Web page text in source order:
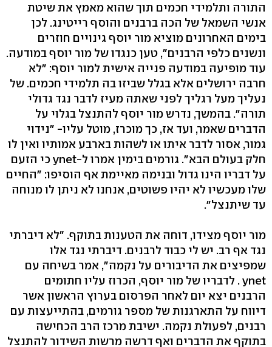
התורה ותלמידי חכמים תוך שהוא מאמץ את שיטת
אנשי השמאל של הכה ברבנים והוסף רייטינג. לכן
בימים האחרונים מוציא מור יוסף גינויים חוזרים
ונשנים כלפי הרבנים", טען כנגדו של מור יוסף במודעה.
עוד מופיעה במודעה פנייה אישית למור יוסף: "לא
חרבה ירושלים אלא בגלל שביזו בה תלמידי חכמים. של
נעליך מעל רגליך לפני שאתה מעיז לדבר נגד גדולי
תורה". בהמשך, נדרש מור יוסף להתנצל בגלוי על
הדברים שאמר, ועד אז, כך מוכרז, מוטל עליו- "נידוי
גמור, אסור לדבר איתו או לשהות בארבע אמותיו ואין לו
חלק בעולם הבא". גורמים בימין אמרו ל-ynet כי הזעם
על דבריו הינו גדול ובנימה מאיימת אף הוסיפו: "החיים
שלו מעכשיו לא יהיו פשוטים, אנחנו לא ניתן לו מנוחה
עד שיתנצל".
מור יוסף מצידו, דוחה את הטענות בתוקף. "לא דיברתי
נגד אף רב. יש לי כבוד לרבנים. דיברתי נגד אלו
שמפיצים את הדיבורים על נקמה", אמר בשיחה עם
ynet . לדבריו של מור יוסף, הכרוז עליו חתומים
הרבנים יצא יום לאחר הפרסום בערוץ הראשון אשר
דיווח על התארגנות של מספר גורמים, בהתייעצות עם
רבנים, לפעולת נקמה. ישיבת מרכז הרב הכחישה
בתוקף את הדברים ואף דרשה מרשות השידור להתנצל